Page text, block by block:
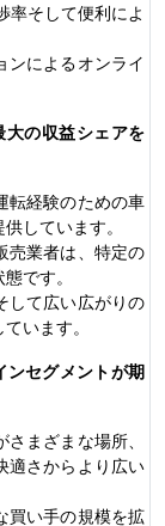
率そして便利によ
ンによるオンライ
の収益シェアを
転経験のための車
しています。
売業者は、特定の
です。
して広い広がりの
います。
ンセグメントが期
まざまな場所、
適さからより広い
買い手の規模を拡